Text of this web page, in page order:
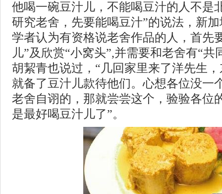
他喝一碗豆汁儿，不能喝豆汁的人不是
研究老舍，先要能喝豆汁”的说法，新
学者认为有资格说老舍作品的人，首先
儿”及欣赏“小窝头”,并需要和老舍有“
胡絜青也说过，“几回家里来了洋先生
就备了豆汁儿款待他们。心想各位没一
老舍自诩的，那就尝尝这个，验验各
是最好喝豆汁儿了”。